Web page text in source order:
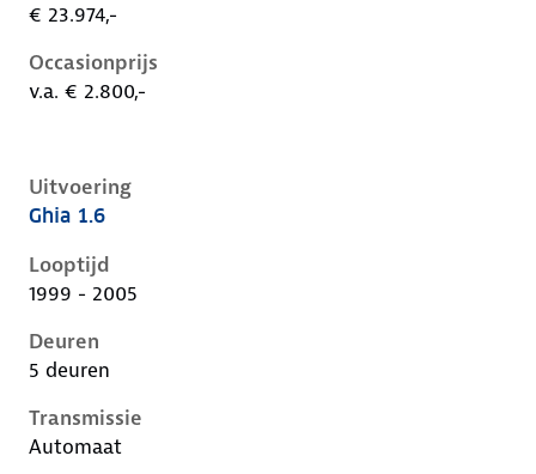
€ 23.974,-
Occasionprijs
v.a. € 2.800,-
Uitvoering
Ford Focus i, 1.6, 74 kW, Benzine, 5 deuren
Ghia 1.6
Looptijd
1999 - 2005
Deuren
5 deuren
Transmissie
Automaat